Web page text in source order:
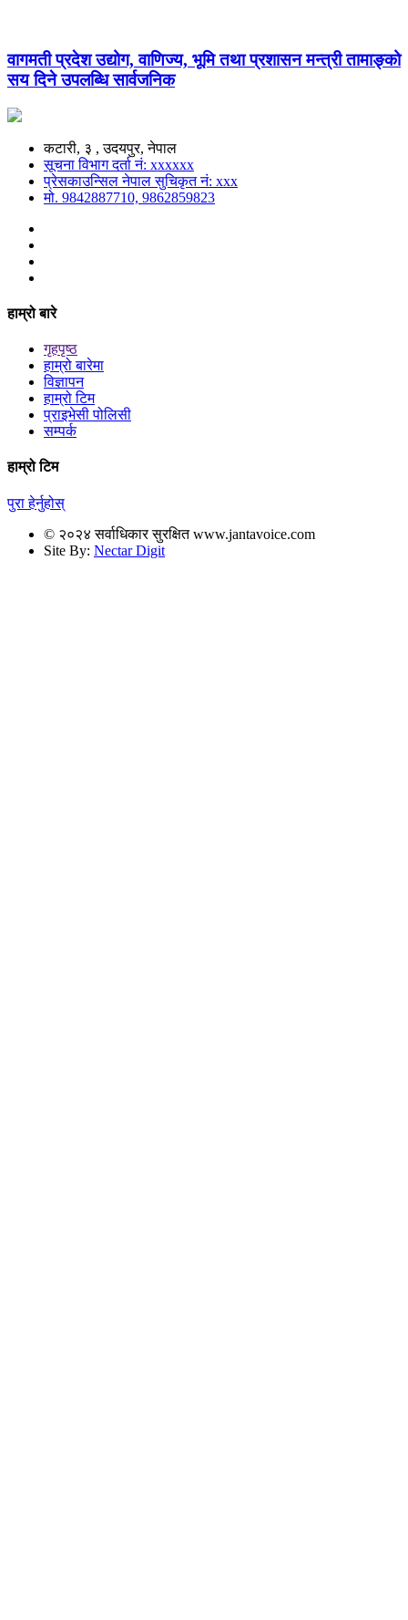
वागमती प्रदेश उद्योग, वाणिज्य, भूमि तथा प्रशासन मन्त्री तामाङ्को
सय दिने उपलब्धि सार्वजनिक
कटारी, ३ , उदयपुर, नेपाल
सूचना विभाग दर्ता नं: xxxxxx
प्रेसकाउन्सिल नेपाल सुचिकृत नं: xxx
मो. 9842887710, 9862859823
हाम्रो बारे
गृहपृष्ठ
हाम्रो बारेमा
विज्ञापन
हाम्रो टिम
प्राइभेसी पोलिसी
सम्पर्क
हाम्रो टिम
पुरा हेर्नुहोस्
© २०२४ सर्वाधिकार सुरक्षित www.jantavoice.com
Site By: Nectar Digit